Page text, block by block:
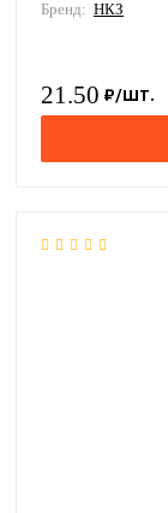
Бренд: НКЗ
21.50